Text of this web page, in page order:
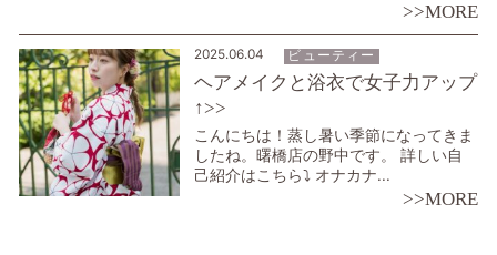
>>MORE
2025.06.04 ビューティー
ヘアメイクと浴衣で女子力アップ
↑>>
こんにちは！蒸し暑い季節になってきま
したね。曙橋店の野中です。 詳しい自
己紹介はこちら⤵︎ オナカナ...
>>MORE